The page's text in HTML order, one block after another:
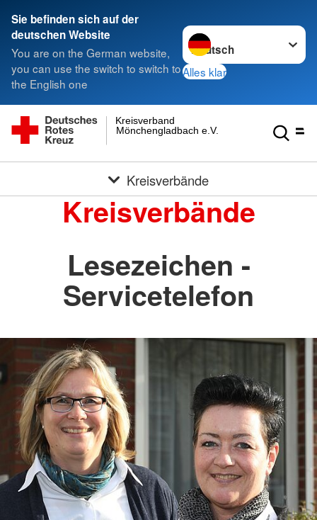
Sie befinden sich auf der
deutschen Website
You are on the German website,
you can use the switch to switch to
the English one
Sprache wechseln zu
Alles klar
Mönchengladbach e.V.
Kreisverband
Kreisverbände
Kreisverbände
Lesezeichen -
Servicetelefon